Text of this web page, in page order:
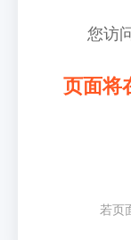
您访
页面将
若页